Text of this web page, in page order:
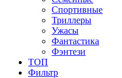
Спортивные
Триллеры
Ужасы
Фантастика
Фэнтези
ТОП
Фильтр